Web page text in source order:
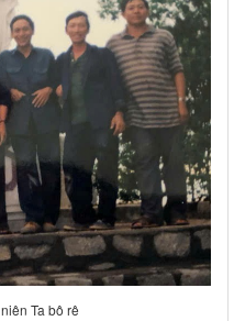
Ta bô rê